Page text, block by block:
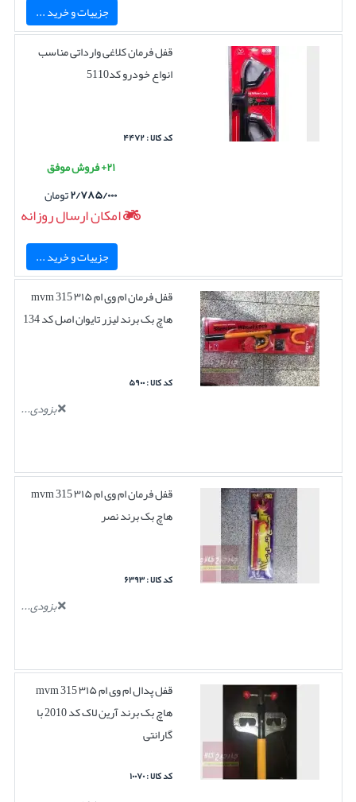
جزییات و خرید ...
قفل فرمان کلاغی وارداتی مناسب
انواع خودرو کد5110
کد کالا : ۴۴۷۲
۲۱+ فروش موفق
۲/۷۸۵/۰۰۰تومان
امکان ارسال روزانه
جزییات و خرید ...
قفل فرمان ام وی ام ۳۱۵ mvm 315
هاچ بک برند لیزر تایوان اصل کد 134
کد کالا : ۵۹۰۰
بزودی...
قفل فرمان ام وی ام ۳۱۵ mvm 315
هاچ بک برند نصر
کد کالا : ۶۳۹۳
بزودی...
قفل پدال ام وی ام ۳۱۵ mvm 315
هاچ بک برند آرین لاک کد 2010 با
گارانتی
کد کالا : ۱۰۰۷۰